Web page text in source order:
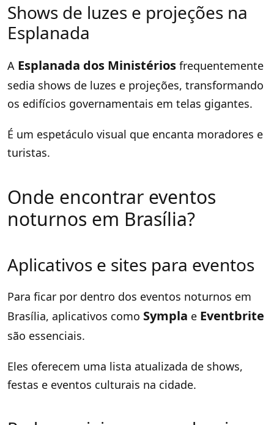
Shows de luzes e projeções na
Esplanada
A Esplanada dos Ministérios frequentemente
sedia shows de luzes e projeções, transformando
os edifícios governamentais em telas gigantes.
É um espetáculo visual que encanta moradores e
turistas.
Onde encontrar eventos
noturnos em Brasília?
Aplicativos e sites para eventos
Para ficar por dentro dos eventos noturnos em
Brasília, aplicativos como Sympla e Eventbrite
são essenciais.
Eles oferecem uma lista atualizada de shows,
festas e eventos culturais na cidade.